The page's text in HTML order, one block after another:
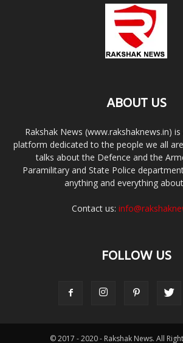
ABOUT US
Rakshak News (www.rakshaknews.in)
platform dedicated to the people we all
talks about the Defence and the
Paramilitary and State Police
anything and everything
Contact us:
FOLLOW US
© 2017 - 2020 - Rakshak News. All